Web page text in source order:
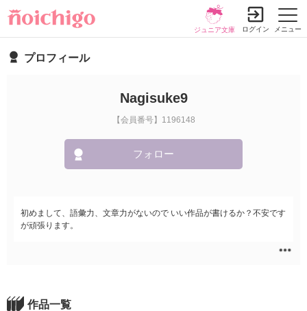
メニュー
ジュニア文庫 ログイン
プロフィール
Nagisuke9
【会員番号】1196148
フォロー
初めまして、語彙力、文章力がないので いい作品が書けるか？不安です
が頑張ります。
作品一覧